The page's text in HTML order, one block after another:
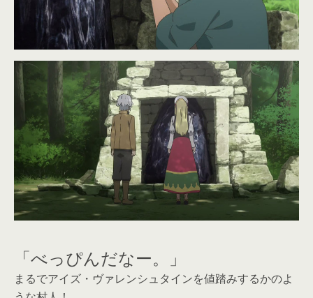
「べっぴんだなー。」
まるでアイズ・ヴァレンシュタインを値踏みするかのよ